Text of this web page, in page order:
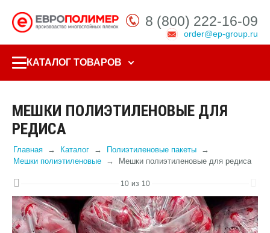
8 (800) 222-16-09
order@ep-group.ru
КАТАЛОГ ТОВАРОВ
МЕШКИ ПОЛИЭТИЛЕНОВЫЕ ДЛЯ
РЕДИСА
Главная Каталог
Полиэтиленовые пакеты
Мешки полиэтиленовые
Мешки полиэтиленовые для редиса
10 из 10